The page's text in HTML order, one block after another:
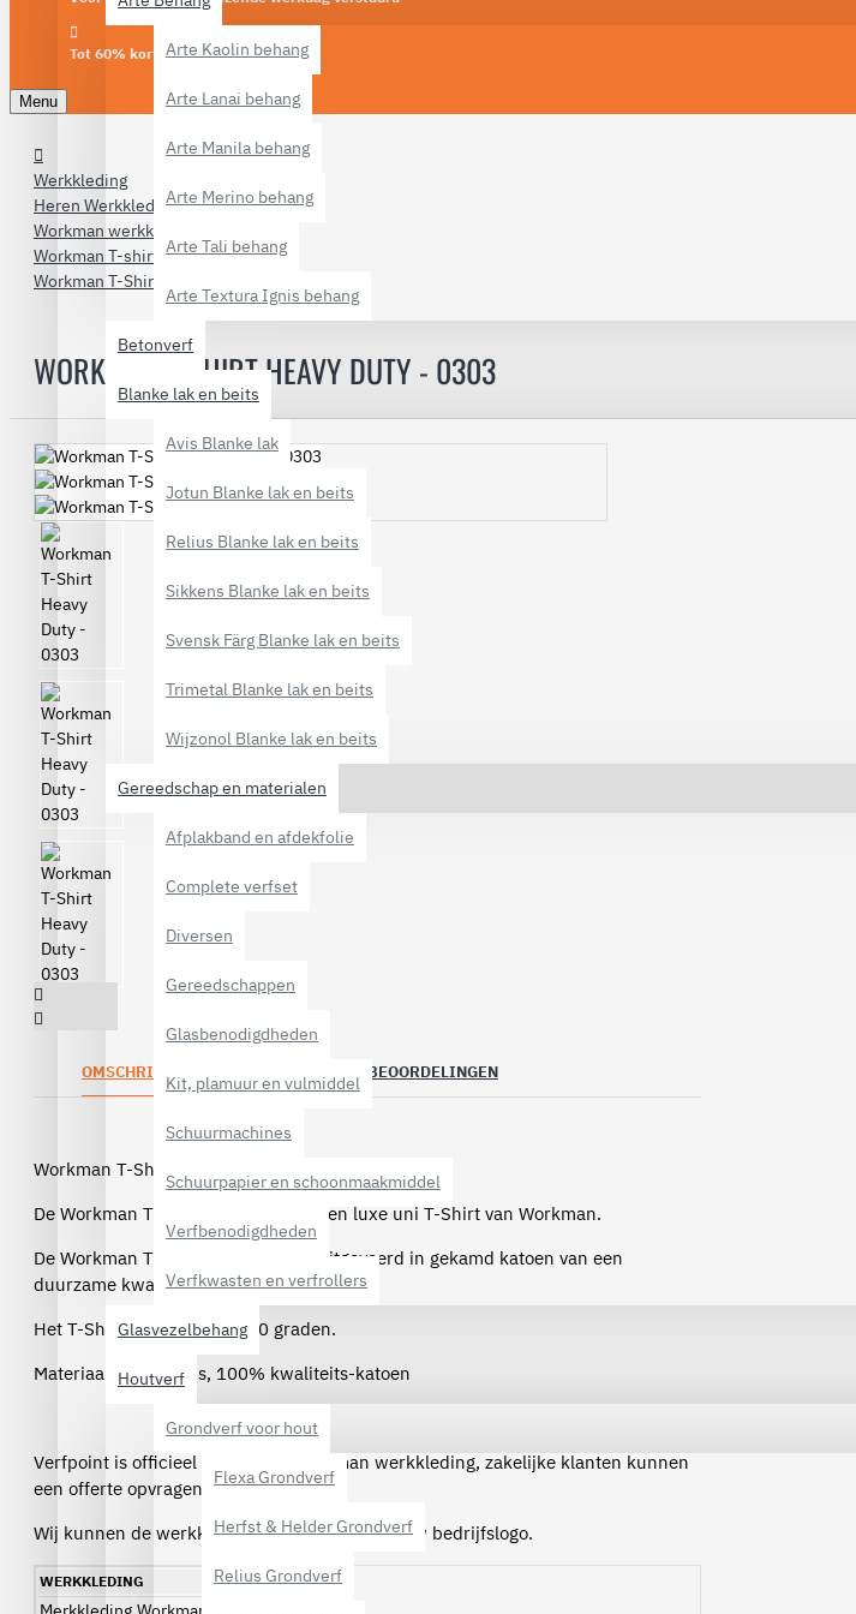
Arte Kaolin behang
Arte Lanai behang
Arte Manila behang
Arte Merino behang
Arte Tali behang
Arte Textura Ignis behang
Betonverf
Blanke lak en beits
Avis Blanke lak
Jotun Blanke lak en beits
Relius Blanke lak en beits
Sikkens Blanke lak en beits
Svensk Färg Blanke lak en beits
Trimetal Blanke lak en beits
Wijzonol Blanke lak en beits
Gereedschap en materialen
Afplakband en afdekfolie
Complete verfset
Diversen
Gereedschappen
Glasbenodigdheden
Kit, plamuur en vulmiddel
Schuurmachines
Schuurpapier en schoonmaakmiddel
Verfbenodigdheden
Verfkwasten en verfrollers
Glasvezelbehang
Houtverf
Grondverf voor hout
Flexa Grondverf
Herfst & Helder Grondverf
Relius Grondverf
Tot 60% korting
Menu
Werkkleding
Heren Werkkleding
Workman werkkleding
Workman T-shirts
Workman T-Shirt Heavy Duty - 0303
WORKMAN T-SHIRT HEAVY DUTY - 0303
OMSCHRIJVING BEOORDELINGEN
Workman T-Shirt Heavy Duty - 0303 rood
De Workman T-Shirt Heavy Duty is een luxe uni T-Shirt van Workman.
De Workman T-Shirt Heavy Duty is uitgevoerd in gekamd katoen van een
duurzame kwaliteit.
Het T-Shirt is wasbaar tot 40 graden.
Materiaal: 190 grams, 100% kwaliteits-katoen
Verfpoint is officieel dealer van Workman werkkleding, zakelijke klanten kunnen
een offerte opvragen per e-mail.
Wij kunnen de werkkleding ook voorzien van uw bedrijfslogo.
WERKKLEDING